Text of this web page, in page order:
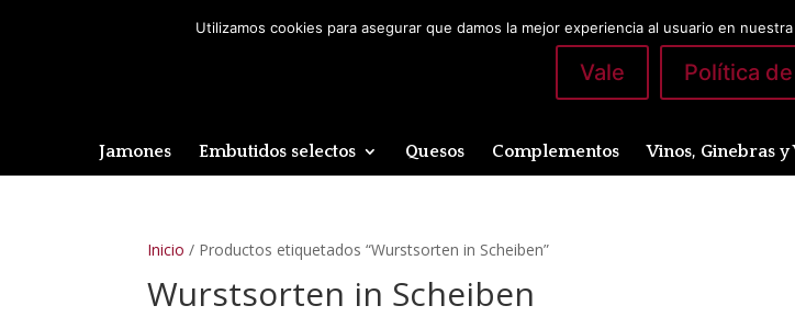
Jamones Embutidos selectos Quesos Complementos Vinos, Ginebras y
Inicio / Productos etiquetados “Wurstsorten in Scheiben”
Wurstsorten in Scheiben
Utilizamos cookies para asegurar que damos la mejor experiencia al usuario en
Vale Política